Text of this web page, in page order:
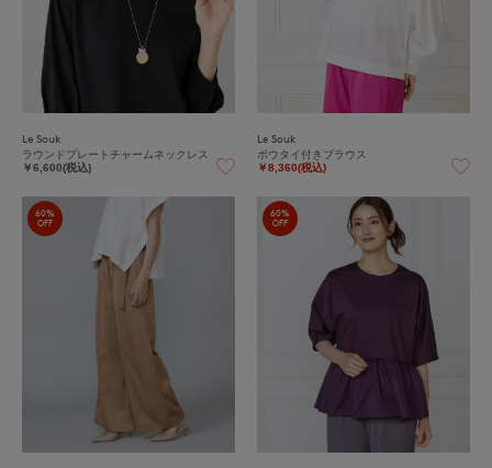
Le Souk
ラウンドプレートチャームネックレス
￥6,600(税込)
Le Souk
ボウタイ付きブラウス
￥8,360(税込)
60%
OFF
60%
OFF